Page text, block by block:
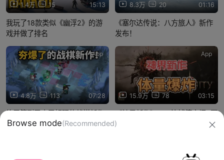
1.4万 15 15:13
我玩了18款类似《幽浮2》的游
戏并做了排名
8.3万 20 01:16
《塞尔达传说：八方旅人》新作
发布！
4.8万 113 07:28
App
终于等到又爽又好玩的战棋新作
了！SRPG玩家一定不要错过《永
15.9万 78 03:15
App
《神界新作》——比博德之门3更
大更好玩